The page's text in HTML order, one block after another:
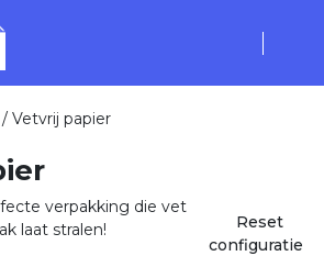
/ Vetvrij papier
verpakking die vet
laat stralen!
Reset
configuratie